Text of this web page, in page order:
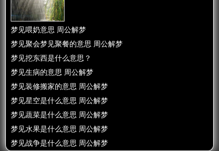
梦见喂奶意思 周公解梦
梦见聚会梦见聚餐的意思 周公解梦
梦见挖东西是什么意思？
梦见生病的意思 周公解梦
梦见装修搬家的意思 周公解梦
梦见星空是什么意思 周公解梦
梦见蔬菜是什么意思 周公解梦
梦见水果是什么意思 周公解梦
梦见战争是什么意思 周公解梦